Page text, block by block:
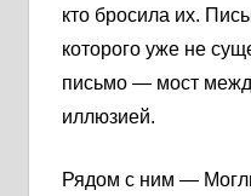
кто бросила их.
которого уже не
письмо — мост
иллюзией.
Рядом с ним —